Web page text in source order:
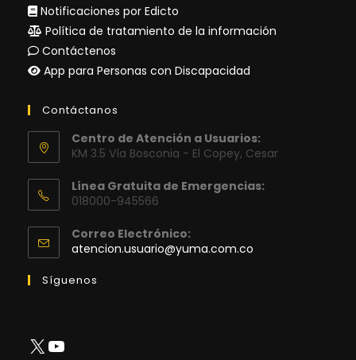
Notificaciones por Edicto
Política de tratamiento de la información
Contáctenos
App para Personas con Discapacidad
Contáctanos
Centro de Atención a Usuarios:
KM 3.5 Vía Bosconia - El Copey, Cesar
Línea Gratuita de Emergencias:
018000-945566
Correo Electrónico:
atencion.usuario@yuma.com.co
Síguenos
X YouTube